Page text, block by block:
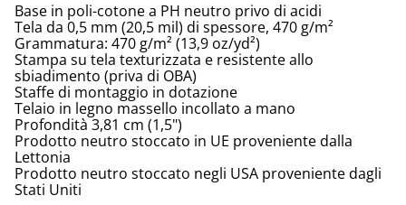
Base in poli-cotone a PH neutro privo di acidi
Tela da 0,5 mm (20,5 mil) di spessore, 470 g/m²
Grammatura: 470 g/m² (13,9 oz/yd²)
Stampa su tela texturizzata e resistente allo
sbiadimento (priva di OBA)
Staffe di montaggio in dotazione
Telaio in legno massello incollato a mano
Profondità 3,81 cm (1,5")
Prodotto neutro stoccato in UE proveniente dalla
Lettonia
Prodotto neutro stoccato negli USA proveniente dagli
Stati Uniti